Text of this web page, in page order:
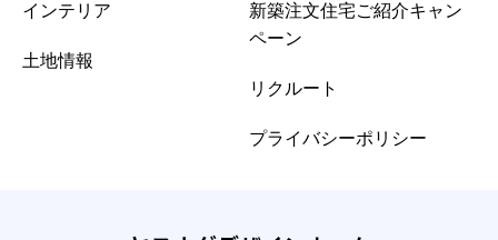
インテリア
土地情報
新築注文住宅ご紹介キャン
ペーン
リクルート
プライバシーポリシー